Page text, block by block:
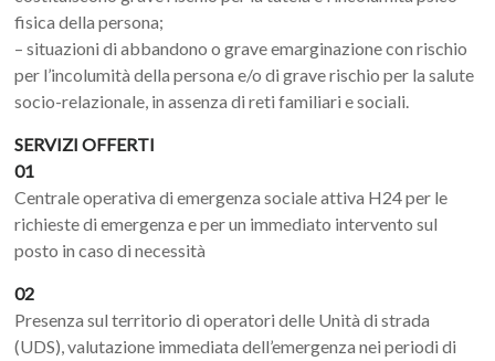
fisica della persona;
– situazioni di abbandono o grave emarginazione con rischio
per l’incolumità della persona e/o di grave rischio per la salute
socio-relazionale, in assenza di reti familiari e sociali.
SERVIZI OFFERTI
01
Centrale operativa di emergenza sociale attiva H24 per le
richieste di emergenza e per un immediato intervento sul
posto in caso di necessità
02
Presenza sul territorio di operatori delle Unità di strada
(UDS), valutazione immediata dell’emergenza nei periodi di